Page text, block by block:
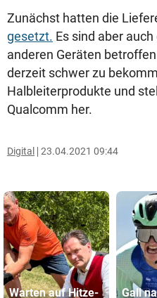
Zunächst hatten die
gesetzt. Es sind aber
anderen Geräten
derzeit schwer zu
Halbleiterprodukte und
Qualcomm her.
Digital 23.04.2021 09:44
Warten auf Hitze-
Gall